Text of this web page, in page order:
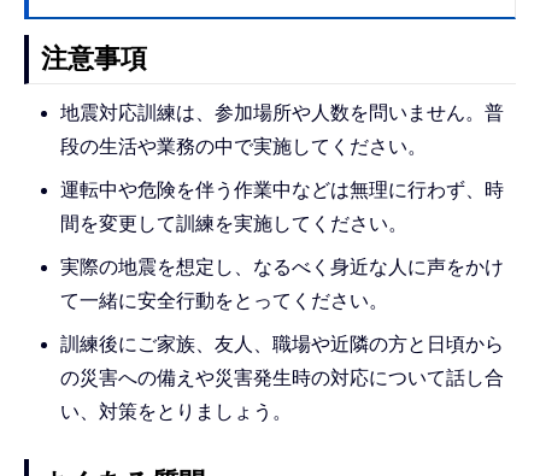
注意事項
地震対応訓練は、参加場所や人数を問いません。普
段の生活や業務の中で実施してください。
運転中や危険を伴う作業中などは無理に行わず、時
間を変更して訓練を実施してください。
実際の地震を想定し、なるべく身近な人に声をかけ
て一緒に安全行動をとってください。
訓練後にご家族、友人、職場や近隣の方と日頃から
の災害への備えや災害発生時の対応について話し合
い、対策をとりましょう。